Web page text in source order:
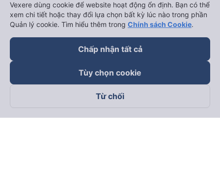
Theo dõi chúng tôi trên
Vexere dùng cookie để website hoạt động ổn định. Bạn có thể
xem chi tiết hoặc thay đổi lựa chọn bất kỳ lúc nào trong phần
Quản lý cookie. Tìm hiểu thêm trong Chính sách Cookie.
Chấp nhận tất cả
Tùy chọn cookie
Từ chối